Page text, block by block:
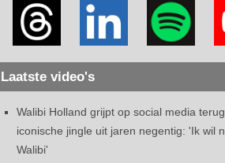
Laatste video's
Walibi Holland grijpt op social media
iconische jingle uit jaren negentig: 'Ik wil
Walibi'